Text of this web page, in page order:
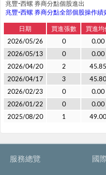
兆豐-西螺 券商分點個股進出
兆豐-西螺 券商分點全部個股操作績
日期 買進張數 買進均
2026/05/26
0 0.00
2026/05/13
0 0.00
2026/04/20
2 45.85
2026/04/17
3 45.80
2026/02/23
0 0.00
2026/01/22
0 0.00
2025/08/20
1 49.00
服務總覽 國